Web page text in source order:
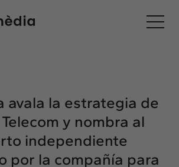
avala la estrategia de
y nombra al
independiente
por la compañía para